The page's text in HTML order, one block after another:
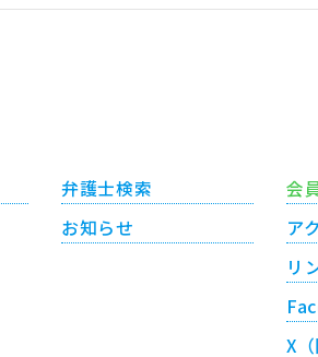
弁護士検索
お知らせ
会
ア
リ
X